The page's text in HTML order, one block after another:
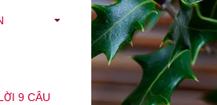
9 CÂU